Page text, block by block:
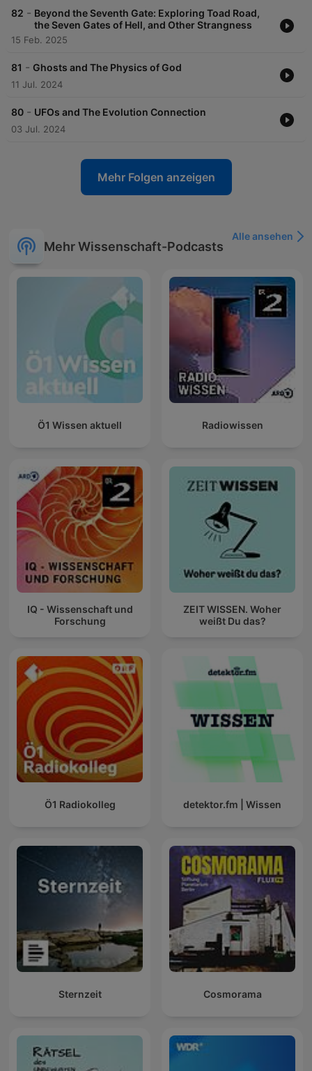
82 - Beyond the Seventh Gate: Exploring Toad Road,
the Seven Gates of Hell, and Other Strangness
15 Feb. 2025
81 - Ghosts and The Physics of God
11 Jul. 2024
80 - UFOs and The Evolution Connection
03 Jul. 2024
Mehr Folgen anzeigen
Mehr Wissenschaft-Podcasts
Alle ansehen
Ö1 Wissen aktuell Radiowissen
IQ - Wissenschaft und
Forschung
ZEIT WISSEN. Woher
weißt Du das?
Ö1 Radiokolleg detektor.fm | Wissen
Sternzeit Cosmorama